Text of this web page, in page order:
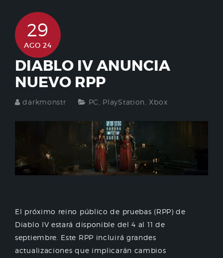
29
AGO 24
DIABLO IV ANUNCIA
NUEVO RPP
darkmonstr PC PlayStation Xbox
El próximo reino público de pruebas (RPP) de
Diablo IV estará disponible del 4 al 11 de
septiembre. Este RPP incluirá grandes
actualizaciones que implicarán cambios